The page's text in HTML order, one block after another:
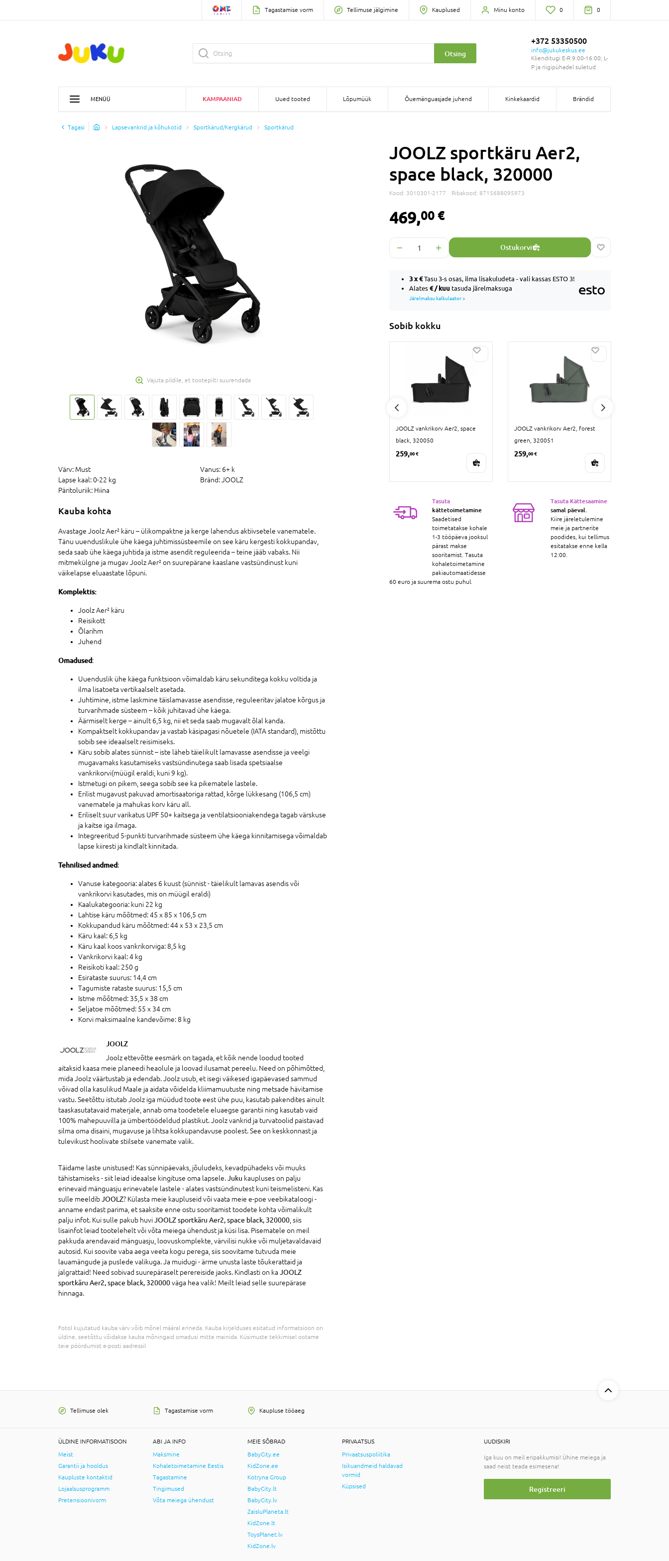
Tagastamise vorm Tellimuse jälgimine Kauplused Minu konto 0 0
Otsing
+372 53350500
info@jukukeskus.ee
Klienditugi E-R 9:00-16:00; L-
P ja riigipühadel suletud
MENÜÜ KAMPAANIAD Uued tooted Lõpumüük Õuemänguasjade juhend Kinkekaardid Brändid
Tagasi Lapsevankrid ja kõhukotid Sportkärud/Kergkärud Sportkärud
Vajuta pildile, et tootepilti suurendada
Värv: Must Vanus: 6+ k
Lapse kaal:0-22 kg Bränd:JOOLZ
Päritoluriik: Hiina
Kauba kohta
Avastage Joolz Aer² käru – ülikompaktne ja kerge lahendus aktiivsetele vanematele.
Tänu uuenduslikule ühe käega juhtimissüsteemile on see käru kergesti kokkupandav,
seda saab ühe käega juhtida ja istme asendit reguleerida – teine ​​jääb vabaks. Nii
mitmekülgne ja mugav Joolz Aer² on suurepärane kaaslane vastsündinust kuni
väikelapse eluaastate lõpuni.
Komplektis:
Joolz Aer² käru
Reisikott
Õlarihm
Juhend
Omadused:
Uuenduslik ühe käega funktsioon võimaldab käru sekunditega kokku voltida ja
ilma lisatoeta vertikaalselt asetada.
Juhtimine, istme laskmine täislamavasse asendisse, reguleeritav jalatoe kõrgus ja
turvarihmade süsteem – kõik juhitavad ühe käega.
Äärmiselt kerge – ainult 6,5 kg, nii et seda saab mugavalt õlal kanda.
Kompaktselt kokkupandav ja vastab käsipagasi nõuetele (IATA standard), mistõttu
sobib see ideaalselt reisimiseks.
Käru sobib alates sünnist – iste läheb täielikult lamavasse asendisse ja veelgi
mugavamaks kasutamiseks vastsündinutega saab lisada spetsiaalse
vankrikorvi(müügil eraldi, kuni 9 kg).
Istmetugi on pikem, seega sobib see ka pikematele lastele.
Erilist mugavust pakuvad amortisaatoriga rattad, kõrge lükkesang (106,5 cm)
vanematele ja mahukas korv käru all.
Eriliselt suur varikatus UPF 50+ kaitsega ja ventilatsiooniakendega tagab värskuse
ja kaitse iga ilmaga.
Integreeritud 5-punkti turvarihmade süsteem ühe käega kinnitamisega võimaldab
lapse kiiresti ja kindlalt kinnitada.
Tehnilised andmed:
Vanuse kategooria: alates 6 kuust (sünnist - täielikult lamavas asendis või
vankrikorvi kasutades, mis on müügil eraldi)
Kaalukategooria: kuni 22 kg
Lahtise käru mõõtmed: 45 x 85 x 106,5 cm
Kokkupandud käru mõõtmed: 44 x 53 x 23,5 cm
Käru kaal: 6,5 kg
Käru kaal koos vankrikorviga: 8,5 kg
Vankrikorvi kaal: 4 kg
Reisikoti kaal: 250 g
Esirataste suurus: 14,4 cm
Tagumiste rataste suurus: 15,5 cm
Istme mõõtmed: 35,5 x 38 cm
Seljatoe mõõtmed: 55 x 34 cm
Korvi maksimaalne kandevõime: 8 kg
JOOLZ
Joolz ettevõtte eesmärk on tagada, et kõik nende loodud tooted
aitaksid kaasa meie planeedi heaolule ja loovad ilusamat pereelu. Need on põhimõtted,
mida Joolz väärtustab ja edendab. Joolz usub, et isegi väikesed igapäevased sammud
võivad olla kasulikud Maale ja aidata võidelda kliimamuutuste ning metsade hävitamise
vastu. Seetõttu istutab Joolz iga müüdud toote eest ühe puu, kasutab pakendites ainult
taaskasutatavaid materjale, annab oma toodetele eluaegse garantii ning kasutab vaid
100% mahepuuvilla ja ümbertöödeldud plastikut. Joolz vankrid ja turvatoolid paistavad
silma oma disaini, mugavuse ja lihtsa kokkupandavuse poolest. See on keskkonnast ja
tulevikust hoolivate stiilsete vanemate valik.
Täidame laste unistused! Kas sünnipäevaks, jõuludeks, kevadpühadeks või muuks
tähistamiseks - siit leiad ideaalse kingituse oma lapsele.Juku kaupluses on palju
erinevaid mänguasju erinevatele lastele - alates vastsündinutest kuni teismelisteni. Kas
sulle meeldibJOOLZ? Külasta meie kaupluseid või vaata meie e-poe veebikataloogi -
anname endast parima, et saaksite enne ostu sooritamist toodete kohta võimalikult
palju infot. Kui sulle pakub huviJOOLZ sportkäru Aer2, space black, 320000 , siis
lisainfot leiad tootelehelt või võta meiega ühendust ja küsi lisa. Pisematele on meil
pakkuda arendavaid mänguasju, loovuskomplekte, värvilisi nukke või muljetavaldavaid
autosid. Kui soovite vaba aega veeta kogu perega, siis soovitame tutvuda meie
lauamängude ja puslede valikuga. Ja muidugi - ärme unusta laste tõukerattaid ja
jalgrattaid! Need sobivad suurepäraselt perereiside jaoks. Kindlasti on ka JOOLZ
sportkäru Aer2, space black, 320000väga hea valik! Meilt leiad selle suurepärase
hinnaga.
Fotol kujutatud kauba värv võib mõnel määral erineda. Kauba kirjelduses esitatud informatsioon on
üldine, seetõttu võidakse kauba mõningaid omadusi mitte mainida. Küsimuste tekkimisel ootame
teie pöördumist e-posti aadressil
JOOLZ sportkäru Aer2,
space black, 320000
Kood: 3010301-2177 Ribakood: 8715688095973
469,00 €
Ostukorvi
3 x€Tasu 3-s osas, ilma lisakuludeta - vali kassas ESTO 3!
Alates € / kuu tasuda järelmaksuga
Järelmaksu kalkulaator >
Sobib kokku
JOOLZ kott, Space black, 560223
JOOLZ vankrikorv Aer2, space
black, 320050
259,00 €
JOOLZ vankrikorv Aer2, forest
green, 320051
259,00 €
Tasuta
kättetoimetamine
Saadetised
toimetatakse kohale
1-3 tööpäeva jooksul
pärast makse
sooritamist. Tasuta
kohaletoimetamine
pakiautomaatidesse
60 euro ja suurema ostu puhul.
Tasuta Kättesaamine
samal päeval.
Kiire järeletulemine
meie ja partnerite
poodides, kui tellimus
esitatakse enne kella
12:00.
Tellimuse olek Tagastamise vorm Kaupluse tööaeg
ÜLDINE INFORMATISOON
Meist
Garantii ja hooldus
Kaupluste kontaktid
Lojaalsusprogramm
Pretensioonivorm
ABI JA INFO
Maksmine
Kohaletoimetamine Eestis
Tagastamine
Tingimused
Võta meiega ühendust
MEIE SÕBRAD
BabyCity.ee
KidZone.ee
Kotryna Group
BabyCity.lt
BabyCity.lv
ZaisluPlaneta.lt
KidZone.lt
ToysPlanet.lv
KidZone.lv
PRIVAATSUS
Privaatsuspoliitika
Isikuandmeid haldavad
vormid
Küpsised
UUDISKIRI
Iga kuu on meil eripakkumisi! Ühine meiega ja
saad neist teada esimesena!
Registreeri